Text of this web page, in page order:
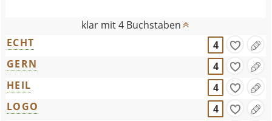
klar mit 4 Buchstaben
ECHT
4
GERN
4
HEIL
4
LOGO
4